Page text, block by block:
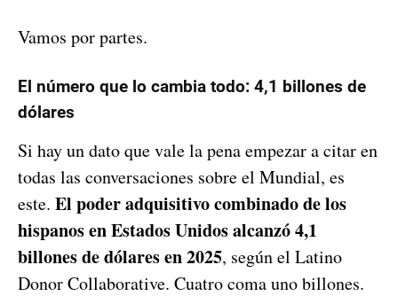
Vamos por partes.
El número que lo cambia todo: 4,1 billones de
dólares
Si hay un dato que vale la pena empezar a citar en
todas las conversaciones sobre el Mundial, es
este. El poder adquisitivo combinado de los
hispanos en Estados Unidos alcanzó 4,1
billones de dólares en 2025, según el Latino
Donor Collaborative. Cuatro coma uno billones.